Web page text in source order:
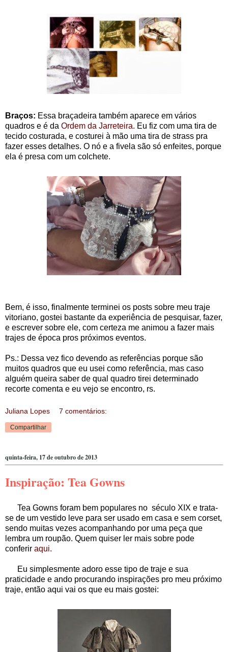
Braços: Essa braçadeira também aparece em vários
quadros e é da Ordem da Jarreteira. Eu fiz com uma tira de
tecido costurada, e costurei à mão uma tira de strass pra
fazer esses detalhes. O nó e a fivela são só enfeites, porque
ela é presa com um colchete.
Bem, é isso, finalmente terminei os posts sobre meu traje
vitoriano, gostei bastante da experiência de pesquisar, fazer,
e escrever sobre ele, com certeza me animou a fazer mais
trajes de época pros próximos eventos.
Ps.: Dessa vez fico devendo as referências porque são
muitos quadros que eu usei como referência, mas caso
alguém queira saber de qual quadro tirei determinado
recorte comenta e eu vejo se encontro, rs.
Juliana Lopes 7 comentários:
Compartilhar
quinta-feira, 17 de outubro de 2013
Inspiração: Tea Gowns
Tea Gowns foram bem populares no século XIX e trata-
se de um vestido leve para ser usado em casa e sem corset,
sendo muitas vezes acompanhando por uma peça que
lembra um roupão. Quem quiser ler mais sobre pode
conferir aqui.
Eu simplesmente adoro esse tipo de traje e sua
praticidade e ando procurando inspirações pro meu próximo
traje, então aqui vai os que eu mais gostei: